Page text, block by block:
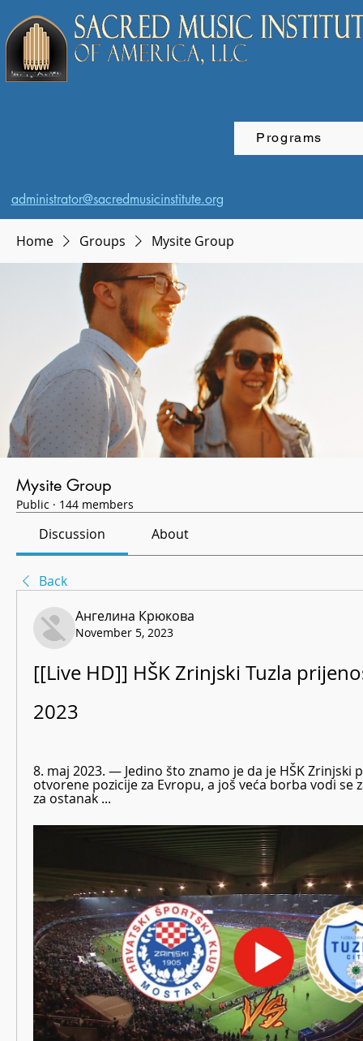
Programs
administrator@sacredmusicinstitute.org
Home Groups Mysite Group
Mysite Group
Public · 144 members
Discussion About
Back
Ангелина Крюкова
November 5, 2023
[[Live HD]] HŠK Zrinjski Tuzla
2023
8. maj 2023. — Jedino što znamo je da je HŠK Zrinjski
otvorene pozicije za Evropu, a još veća borba vodi se
za ostanak ...